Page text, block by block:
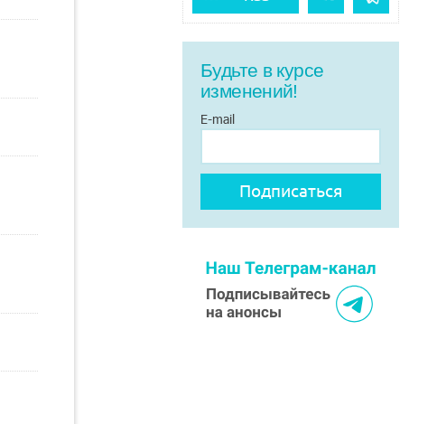
Будьте в курсе
изменений!
E-mail